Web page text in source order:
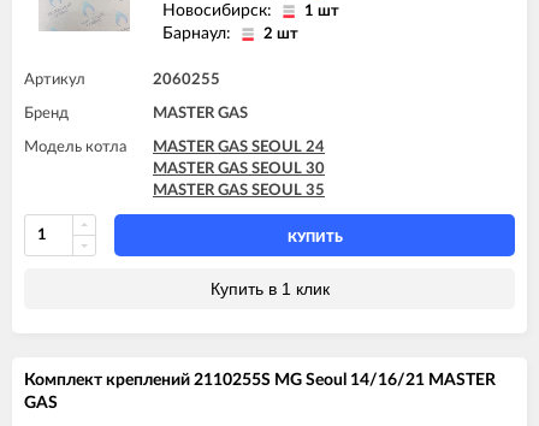
Новосибирск: 1 шт
Барнаул: 2 шт
Артикул 2060255
Бренд MASTER GAS
Модель котла
MASTER GAS SEOUL 24
MASTER GAS SEOUL 30
MASTER GAS SEOUL 35
КУПИТЬ
Купить в 1 клик
Комплект креплений 2110255S MG Seoul 14/16/21 MASTER
GAS